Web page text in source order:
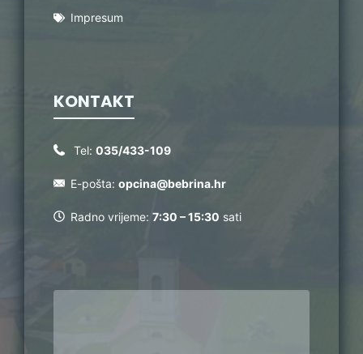
Impresum
KONTAKT
Tel: 035/433-109
E-pošta: opcina@bebrina.hr
Radno vrijeme: 7:30 – 15:30 sati